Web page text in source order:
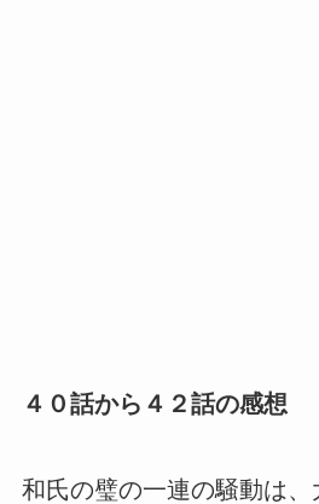
４０話から４２話の感想
和氏の璧の一連の騒動は